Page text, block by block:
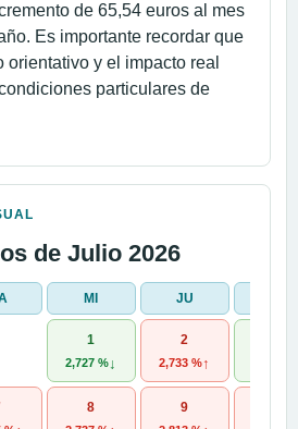
de 65,54 euros al mes
Es importante recordar que
orientativo y el impacto real
particulares de
de Julio 2026
MI JU
1
2,727 % ↓
2
2,733 %↑
8 9